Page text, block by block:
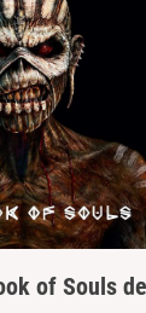
of Souls